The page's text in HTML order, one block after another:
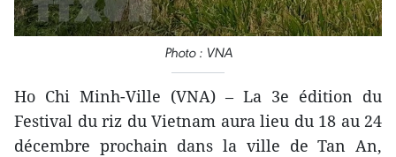
Photo : VNA
Ho Chi Minh-Ville (VNA) – La 3e édition du
Festival du riz du Vietnam aura lieu du 18 au 24
décembre prochain dans la ville de Tan An,